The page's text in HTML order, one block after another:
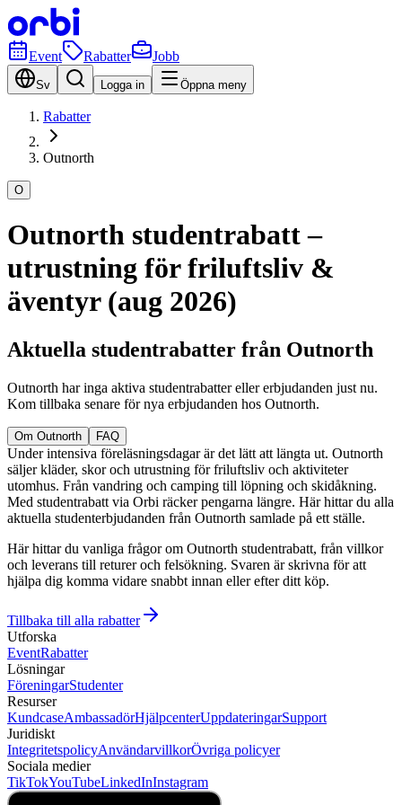
Event Rabatter Jobb
Sv Logga in Öppna meny
Rabatter
Outnorth
O
Outnorth studentrabatt –
utrustning för friluftsliv &
äventyr (aug 2026)
Aktuella studentrabatter från Outnorth
Outnorth har inga aktiva studentrabatter eller erbjudanden just nu.
Kom tillbaka senare för nya erbjudanden hos Outnorth.
Om Outnorth FAQ
Under intensiva föreläsningsdagar är det lätt att längta ut. Outnorth
säljer kläder, skor och utrustning för friluftsliv och aktiviteter
utomhus. Från vandring och camping till löpning och skidåkning.
Med studentrabatt via Orbi räcker pengarna längre. Här hittar du alla
aktuella studenterbjudanden från Outnorth samlade på ett ställe.
Här hittar du vanliga frågor om Outnorth studentrabatt, från villkor
och leverans till returer och felsökning. Svaren är skrivna för att
hjälpa dig komma vidare snabbt innan eller efter ditt köp.
Tillbaka till alla rabatter
Utforska
EventRabatter
Lösningar
FöreningarStudenter
Resurser
KundcaseAmbassadörHjälpcenterUppdateringarSupport
Juridiskt
IntegritetspolicyAnvändarvillkorÖvriga policyer
Sociala medier
TikTokYouTubeLinkedInInstagram